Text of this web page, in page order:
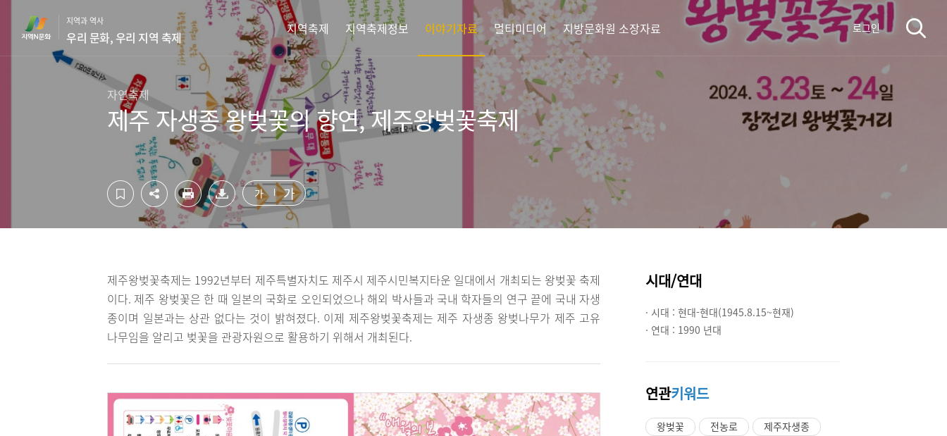
지역과 역사
우리 문화, 우리 지역 축제
지역축제 지역축제정보 이야기자료 멀티미디어 지방문화원 소장자료 로그인
자연축제
제주 자생종 왕벚꽃의 향연, 제주왕벚꽃축제
가 가
제주왕벚꽃축제는 1992년부터 제주특별자치도 제주시 제주시민복지타운 일대에서 개최되는 왕벚꽃 축제
이다. 제주 왕벚꽃은 한 때 일본의 국화로 오인되었으나 해외 박사들과 국내 학자들의 연구 끝에 국내 자생
종이며 일본과는 상관 없다는 것이 밝혀졌다. 이제 제주왕벚꽃축제는 제주 자생종 왕벚나무가 제주 고유
나무임을 알리고 벚꽃을 관광자원으로 활용하기 위해서 개최된다.
시대/연대
· 시대 : 현대-현대(1945.8.15~현재)
· 연대 : 1990 년대
연관키워드
왕벚꽃 전농로 제주자생종